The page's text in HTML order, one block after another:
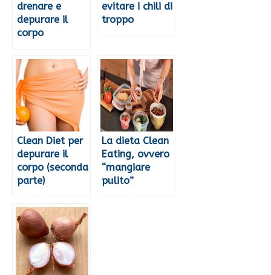
drenare e
depurare il
corpo
evitare i chili di
troppo
Clean Diet per
depurare il
corpo (seconda
parte)
La dieta Clean
Eating, ovvero
“mangiare
pulito”